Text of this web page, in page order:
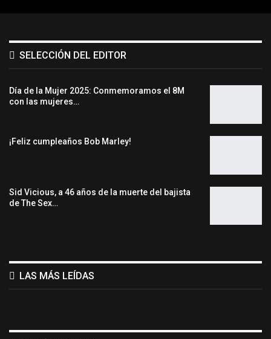
SELECCIÓN DEL EDITOR
Día de la Mujer 2025: Conmemoramos el 8M
con las mujeres…
¡Feliz cumpleaños Bob Marley!
Sid Vicious, a 46 años de la muerte del bajista
de The Sex…
LAS MÁS LEÍDAS